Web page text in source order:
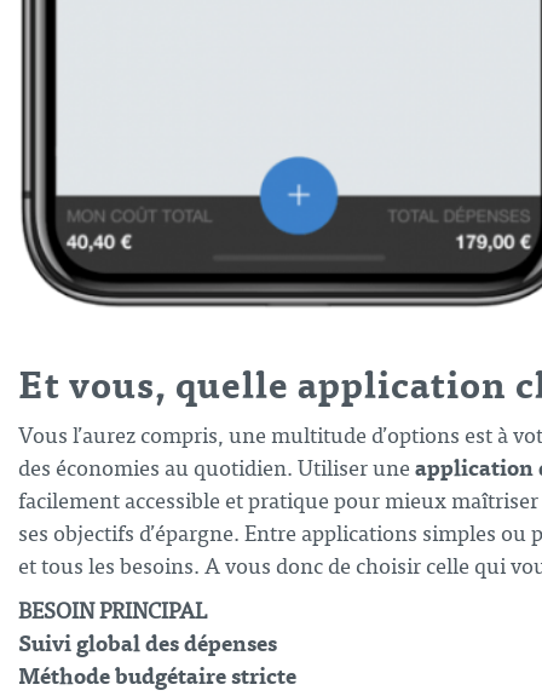
Et vous, quelle application
Vous l’aurez compris, une multitude d’options est à
des économies au quotidien. Utiliser une application
facilement accessible et pratique pour mieux
ses objectifs d’épargne. Entre applications simples
et tous les besoins. A vous donc de choisir celle qui
BESOIN PRINCIPAL
Suivi global des dépenses
Méthode budgétaire stricte